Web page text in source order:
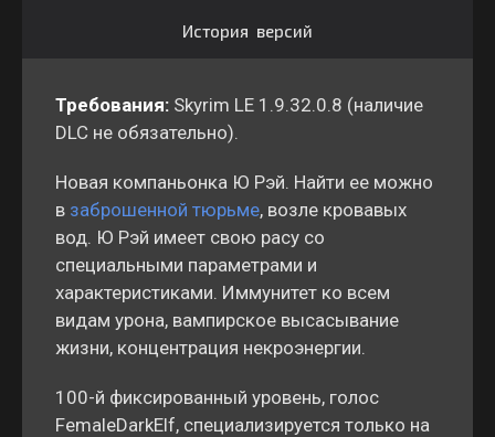
История версий
Требования: Skyrim LE 1.9.32.0.8 (наличие
DLC не обязательно).
Новая компаньонка Ю Рэй. Найти ее можно
в заброшенной тюрьме, возле кровавых
вод. Ю Рэй имеет свою расу со
специальными параметрами и
характеристиками. Иммунитет ко всем
видам урона, вампирское высасывание
жизни, концентрация некроэнергии.
100-й фиксированный уровень, голос
FemaleDarkElf, специализируется только на